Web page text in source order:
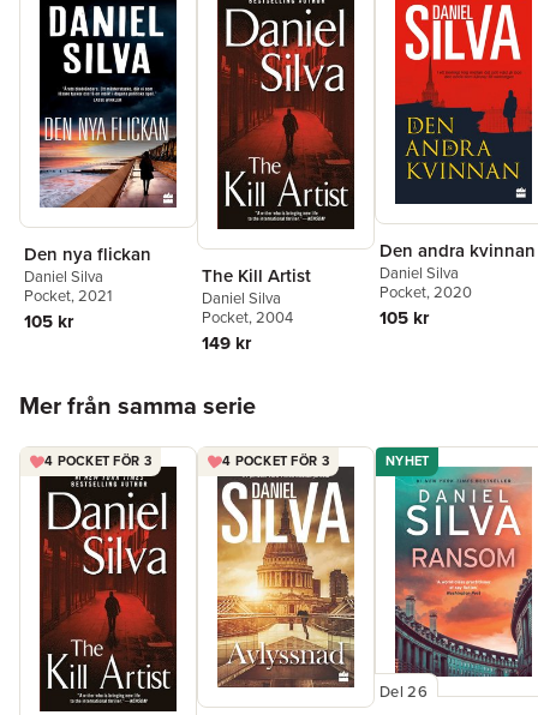
Den nya flickan
Daniel Silva
Pocket, 2021
105 kr
The Kill Artist
Daniel Silva
Pocket, 2004
149 kr
Den andra kvinnan
Daniel Silva
Pocket, 2020
105 kr
Mer från samma serie
4 POCKET FÖR 3 4 POCKET FÖR 3 NYHET
Del 26